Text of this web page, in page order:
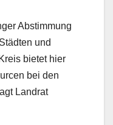
Abstimmung
und
bietet hier
bei den
Landrat